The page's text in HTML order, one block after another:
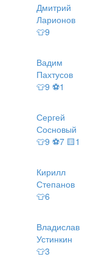
Дмитрий
Ларионов
👕9
Вадим
Пахтусов
👕9 ⚽1
Сергей
Сосновый
👕9 ⚽7 🟨1
Кирилл
Степанов
👕6
Владислав
Устинкин
👕3